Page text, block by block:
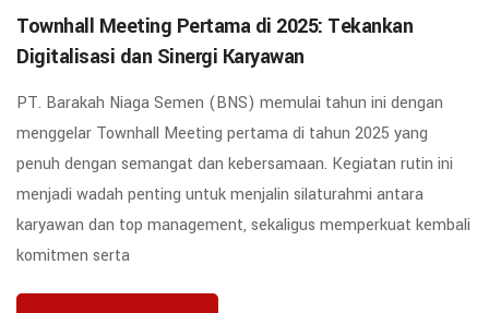
Townhall Meeting Pertama di 2025: Tekankan
Digitalisasi dan Sinergi Karyawan
PT. Barakah Niaga Semen (BNS) memulai tahun ini dengan
menggelar Townhall Meeting pertama di tahun 2025 yang
penuh dengan semangat dan kebersamaan. Kegiatan rutin ini
menjadi wadah penting untuk menjalin silaturahmi antara
karyawan dan top management, sekaligus memperkuat kembali
komitmen serta